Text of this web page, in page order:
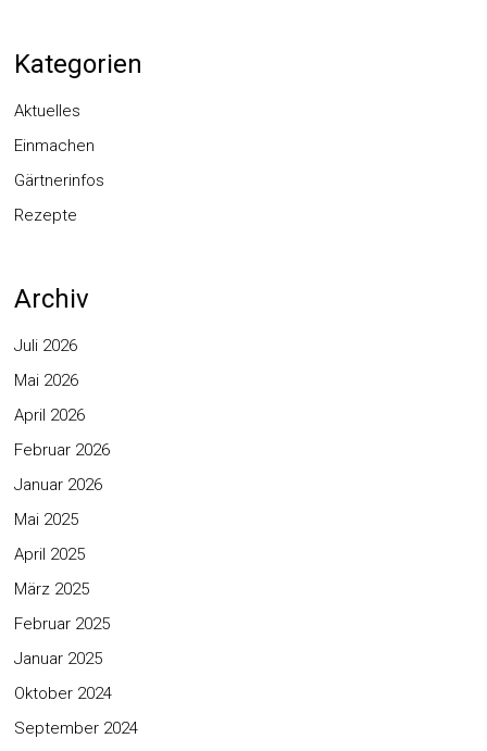
Kategorien
Aktuelles
Einmachen
Gärtnerinfos
Rezepte
Archiv
Juli 2026
Mai 2026
April 2026
Februar 2026
Januar 2026
Mai 2025
April 2025
März 2025
Februar 2025
Januar 2025
Oktober 2024
September 2024